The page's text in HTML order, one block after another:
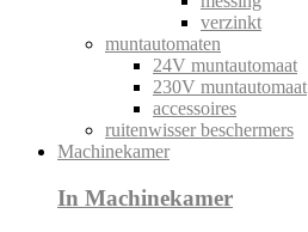
verzinkt
muntautomaten
24V muntautomaat
230V muntautomaat
accessoires
ruitenwisser beschermers
Machinekamer
In Machinekamer